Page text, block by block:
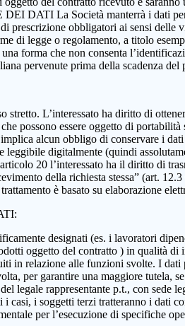
DATI La Società manterrà i dati
prescrizione obbligatori ai sensi
di legge o regolamento, a titolo
forma che non consenta
pervenute prima della scadenza
L’interessato ha diritto di
possono essere oggetto di
alcun obbligo di conservare i
digitalmente (quindi
20 l’interessato ha il diritto di
della richiesta stessa” (art.
è basato su elaborazione
designati (es. i lavoratori
oggetto del contratto ) in qualità
in relazione alle funzioni svolte. I
per garantire una maggiore tutela,
legale rappresentante p.t., con
i soggetti terzi tratteranno i dati
per l’esecuzione di specifiche